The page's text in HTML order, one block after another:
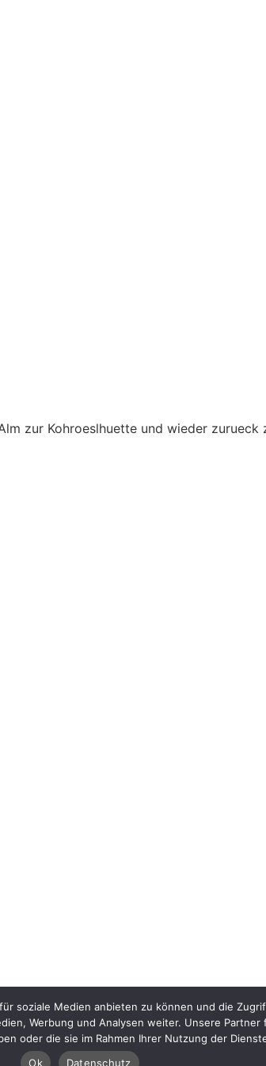
zur Kohroeslhuette und wieder zurueck
soziale Medien anbieten zu können und die
Werbung und Analysen weiter. Unsere
oder die sie im Rahmen Ihrer Nutzung der
Ok
Datenschutz